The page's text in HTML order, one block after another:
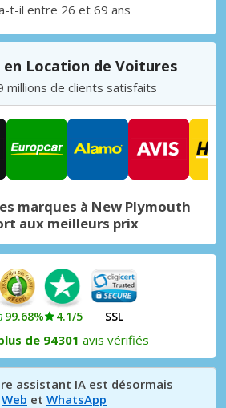
t-il entre 26 et 69 ans
en Location de Voitures
millions de clients satisfaits
marques à New Plymouth
aux meilleurs prix
99.68% 4.1/5 SSL
de 94301 avis vérifiés
assistant IA est désormais
Web et WhatsApp